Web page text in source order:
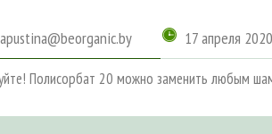
17 апреля
Полисорбат 20 можно заменить любым